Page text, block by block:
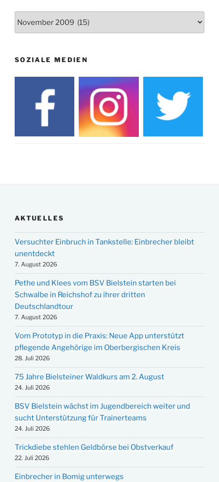
SOZIALE MEDIEN
AKTUELLES
Versuchter Einbruch in Tankstelle: Einbrecher bleibt
unentdeckt
7. August 2026
Pethe und Klees vom BSV Bielstein starten bei
Schwalbe in Reichshof zu ihrer dritten
Deutschlandtour
7. August 2026
Vom Prototyp in die Praxis: Neue App unterstützt
pflegende Angehörige im Oberbergischen Kreis
28. Juli 2026
75 Jahre Bielsteiner Waldkurs am 2. August
24. Juli 2026
BSV Bielstein wächst im Jugendbereich weiter und
sucht Unterstützung für Trainerteams
24. Juli 2026
Trickdiebe stehlen Geldbörse bei Obstverkauf
22. Juli 2026
Einbrecher in Bomig unterwegs